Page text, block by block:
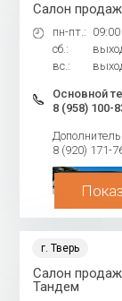
Салон продаж
пн-пт.:
сб.:
вс.:
Основной
8 (958) 100-
8 (920) 171-
г. Тверь
Салон
Тандем